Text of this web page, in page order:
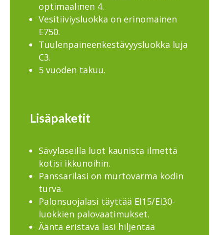
optimaalinen 4.
Vesitiiviysluokka on erinomainen
E750.
Tuulenpaineenkestävyysluokka luja
C3.
5 vuoden takuu.
Lisäpaketit
Sävylaseilla luot kaunista ilmettä
kotisi ikkunoihin.
Panssarilasi on murtovarma kodin
turva.
Palonsuojalasi täyttää EI15/EI30-
luokkien palovaatimukset.
Ääntä eristävä lasi hiljentää